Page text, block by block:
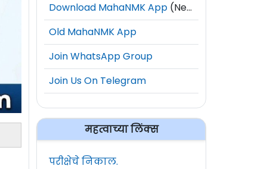
Download MahaNMK App (New)
Old MahaNMK App
Join WhatsApp Group
Join Us On Telegram
महत्वाच्या लिंक्स
परीक्षेचे निकाल.